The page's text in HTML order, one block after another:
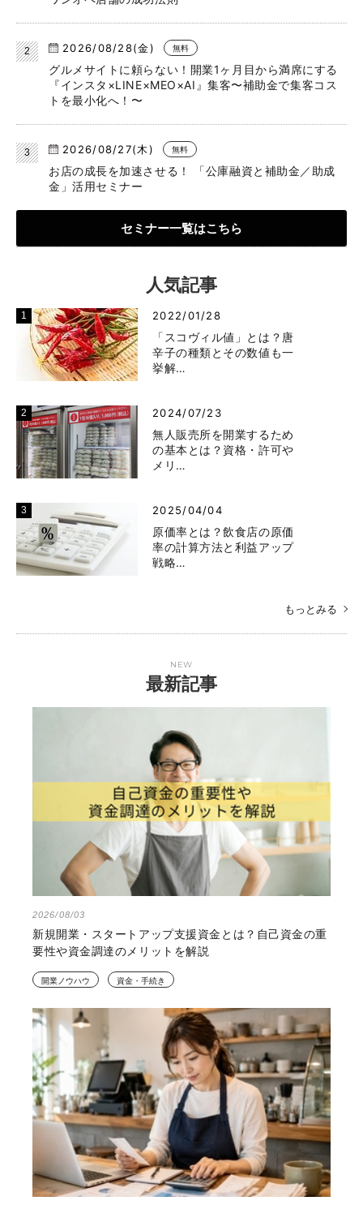
2026/08/28(金) 無料
グルメサイトに頼らない！開業1ヶ月目から満席にする
『インスタ×LINE×MEO×AI』集客〜補助金で集客コス
トを最小化へ！〜
2026/08/27(木) 無料
お店の成長を加速させる！ 「公庫融資と補助金／助成
金」活用セミナー
セミナー一覧はこちら
人気記事
2022/01/28
「スコヴィル値」とは？唐
辛子の種類とその数値も一
挙解…
2024/07/23
無人販売所を開業するため
の基本とは？資格・許可や
メリ…
2025/04/04
原価率とは？飲食店の原価
率の計算方法と利益アップ
戦略…
もっとみる
NEW
最新記事
2026/08/03
新規開業・スタートアップ支援資金とは？自己資金の重
要性や資金調達のメリットを解説
開業ノウハウ 資金・手続き